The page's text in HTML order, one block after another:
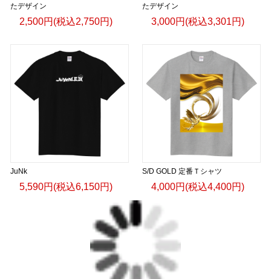
たデザイン
2,500円(税込2,750円)
たデザイン
3,000円(税込3,301円)
JuNk
5,590円(税込6,150円)
S/D GOLD 定番Ｔシャツ
4,000円(税込4,400円)